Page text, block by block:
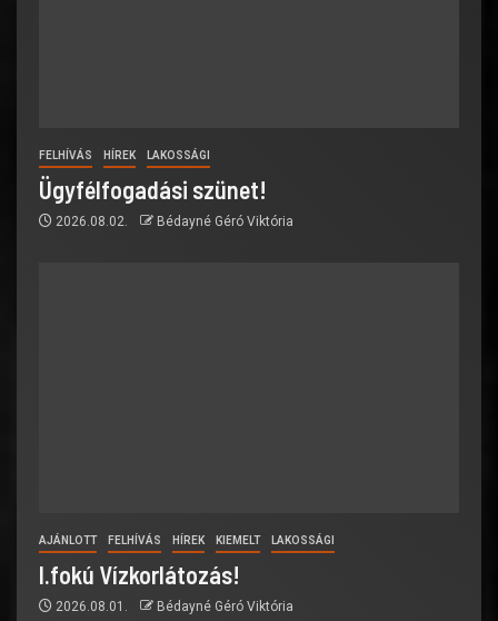
FELHÍVÁS HÍREK LAKOSSÁGI
Ügyfélfogadási szünet!
2026.08.02. Bédayné Géró Viktória
AJÁNLOTT FELHÍVÁS HÍREK KIEMELT LAKOSSÁGI
I.fokú Vízkorlátozás!
2026.08.01. Bédayné Géró Viktória